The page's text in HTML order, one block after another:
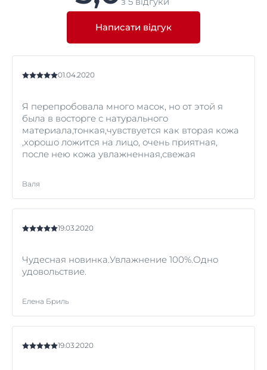
або напруженою.
контурів обличчя без ковзання і відчувається так
само комфортно, як друга шкіра. Він ідеально
підходить для чутливої шкіри
Написати відгук
01.04.2020
Я перепробовала много масок, но от этой я
была в восторге с натурального
материала,тонкая,чувствуется как вторая кожа
,хорошо ложится на лицо, очень приятная,
после нею кожа увлажненная,свежая
Валя
19.03.2020
Чудесная новинка.Увлажнение 100%.Одно
удовольствие.
Елена Бриль
19.03.2020